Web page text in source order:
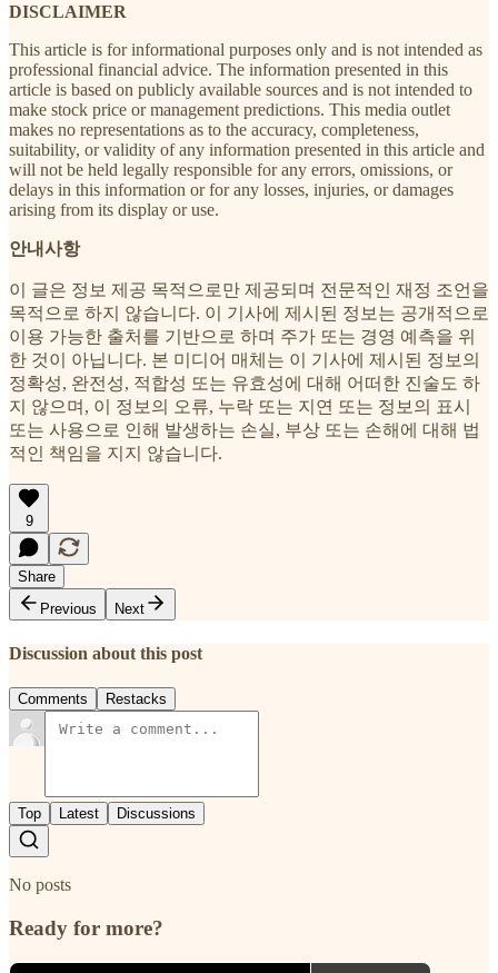
DISCLAIMER
This article is for informational purposes only and is not intended as
professional financial advice. The information presented in this
article is based on publicly available sources and is not intended to
make stock price or management predictions. This media outlet
makes no representations as to the accuracy, completeness,
suitability, or validity of any information presented in this article and
will not be held legally responsible for any errors, omissions, or
delays in this information or for any losses, injuries, or damages
arising from its display or use.
안내사항
이 글은 정보 제공 목적으로만 제공되며 전문적인 재정 조언을
목적으로 하지 않습니다. 이 기사에 제시된 정보는 공개적으로
이용 가능한 출처를 기반으로 하며 주가 또는 경영 예측을 위
한 것이 아닙니다. 본 미디어 매체는 이 기사에 제시된 정보의
정확성, 완전성, 적합성 또는 유효성에 대해 어떠한 진술도 하
지 않으며, 이 정보의 오류, 누락 또는 지연 또는 정보의 표시
또는 사용으로 인해 발생하는 손실, 부상 또는 손해에 대해 법
적인 책임을 지지 않습니다.
9
Share
Previous
Next
Discussion about this post
Comments Restacks
Top Latest Discussions
No posts
Ready for more?